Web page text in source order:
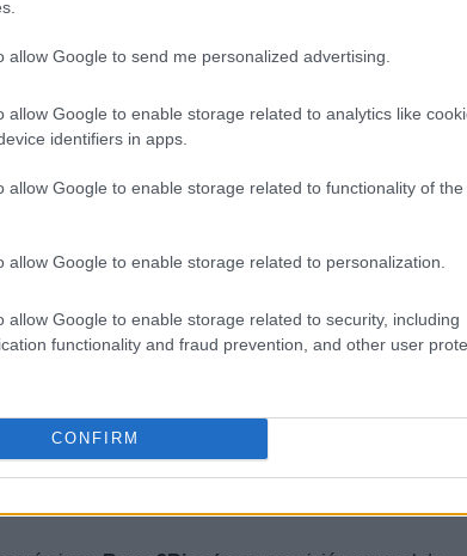
allow Google to send me personalized advertising.
allow Google to enable storage related to analytics like
identifiers in apps.
allow Google to enable storage related to functionality of the
allow Google to enable storage related to personalization.
allow Google to enable storage related to security, including
functionality and fraud prevention, and other user
CONFIRM
simplificar la planificación y reserva de viajes.
Omioque permite comparar horarios y precios de
en tiempo real sobre retrasos y cambios de